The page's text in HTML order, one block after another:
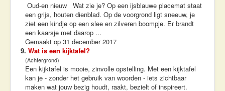
Oud-en nieuw Wat zie je? Op een ijsblauwe placemat staat
een grijs, houten dienblad. Op de voorgrond ligt sneeuw, je
ziet een kindje op een slee en zilveren boompje. Er brandt
een kaarsje met daarop ...
Gemaakt op 31 december 2017
9. Wat is een kijktafel?
(Achtergrond)
Een kijktafel is mooie, zinvolle opstelling. Met een kijktafel
kan je - zonder het gebruik van woorden - iets zichtbaar
maken wat jouw bezig houdt, raakt, bezielt of inspireert.